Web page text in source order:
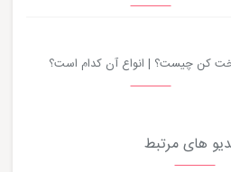
کن چیست؟ | انواع آن کدام است؟
های مرتبط